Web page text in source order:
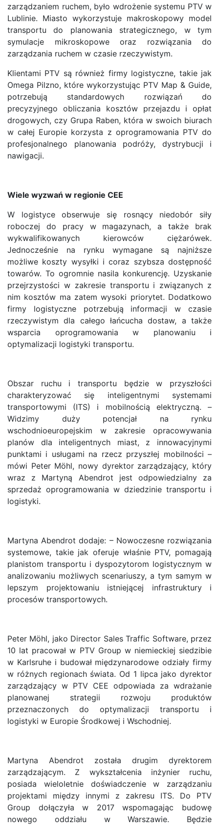
zarządzaniem ruchem, było wdrożenie systemu PTV w
Lublinie. Miasto wykorzystuje makroskopowy model
transportu do planowania strategicznego, w tym
symulacje mikroskopowe oraz rozwiązania do
zarządzania ruchem w czasie rzeczywistym.
Klientami PTV są również firmy logistyczne, takie jak
Omega Pilzno, które wykorzystując PTV Map & Guide,
potrzebują standardowych rozwiązań do
precyzyjnego obliczania kosztów przejazdu i opłat
drogowych, czy Grupa Raben, która w swoich biurach
w całej Europie korzysta z oprogramowania PTV do
profesjonalnego planowania podróży, dystrybucji i
nawigacji.
Wiele wyzwań w regionie CEE
W logistyce obserwuje się rosnący niedobór siły
roboczej do pracy w magazynach, a także brak
wykwalifikowanych kierowców ciężarówek.
Jednocześnie na rynku wymagane są najniższe
możliwe koszty wysyłki i coraz szybsza dostępność
towarów. To ogromnie nasila konkurencję. Uzyskanie
przejrzystości w zakresie transportu i związanych z
nim kosztów ma zatem wysoki priorytet. Dodatkowo
firmy logistyczne potrzebują informacji w czasie
rzeczywistym dla całego łańcucha dostaw, a także
wsparcia oprogramowania w planowaniu i
optymalizacji logistyki transportu.
Obszar ruchu i transportu będzie w przyszłości
charakteryzować się inteligentnymi systemami
transportowymi (ITS) i mobilnością elektryczną. –
Widzimy duży potencjał na rynku
wschodnioeuropejskim w zakresie opracowywania
planów dla inteligentnych miast, z innowacyjnymi
punktami i usługami na rzecz przyszłej mobilności –
mówi Peter Möhl, nowy dyrektor zarządzający, który
wraz z Martyną Abendrot jest odpowiedzialny za
sprzedaż oprogramowania w dziedzinie transportu i
logistyki.
Martyna Abendrot dodaje: – Nowoczesne rozwiązania
systemowe, takie jak oferuje właśnie PTV, pomagają
planistom transportu i dyspozytorom logistycznym w
analizowaniu możliwych scenariuszy, a tym samym w
lepszym projektowaniu istniejącej infrastruktury i
procesów transportowych.
Peter Möhl, jako Director Sales Traffic Software, przez
10 lat pracował w PTV Group w niemieckiej siedzibie
w Karlsruhe i budował międzynarodowe odziały firmy
w różnych regionach świata. Od 1 lipca jako dyrektor
zarządzający w PTV CEE odpowiada za wdrażanie
planowanej strategii rozwoju produktów
przeznaczonych do optymalizacji transportu i
logistyki w Europie Środkowej i Wschodniej.
Martyna Abendrot została drugim dyrektorem
zarządzającym. Z wykształcenia inżynier ruchu,
posiada wieloletnie doświadczenie w zarządzaniu
projektami między innymi z zakresu ITS. Do PTV
Group dołączyła w 2017 wspomagając budowę
nowego oddziału w Warszawie. Będzie